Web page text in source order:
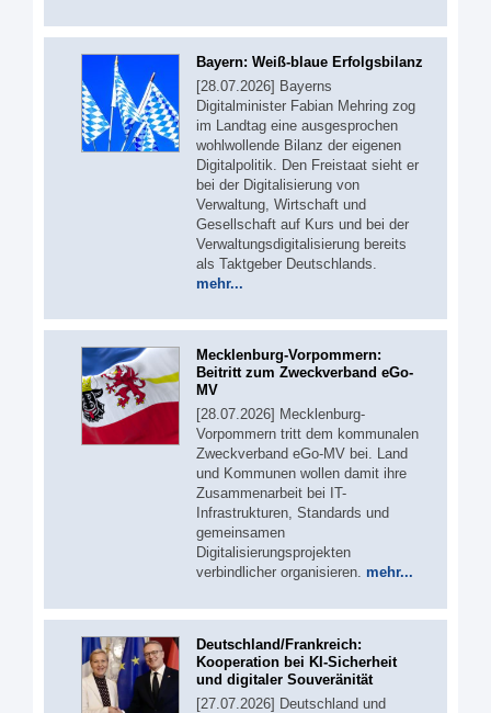
Bayern: Weiß-blaue Erfolgsbilanz
[28.07.2026] Bayerns
Digitalminister Fabian Mehring zog
im Landtag eine ausgesprochen
wohlwollende Bilanz der eigenen
Digitalpolitik. Den Freistaat sieht er
bei der Digitalisierung von
Verwaltung, Wirtschaft und
Gesellschaft auf Kurs und bei der
Verwaltungsdigitalisierung bereits
als Taktgeber Deutschlands.
mehr...
Mecklenburg-Vorpommern:
Beitritt zum Zweckverband eGo-
MV
[28.07.2026] Mecklenburg-
Vorpommern tritt dem kommunalen
Zweckverband eGo-MV bei. Land
und Kommunen wollen damit ihre
Zusammenarbeit bei IT-
Infrastrukturen, Standards und
gemeinsamen
Digitalisierungsprojekten
verbindlicher organisieren. mehr...
Deutschland/Frankreich:
Kooperation bei KI-Sicherheit
und digitaler Souveränität
[27.07.2026] Deutschland und